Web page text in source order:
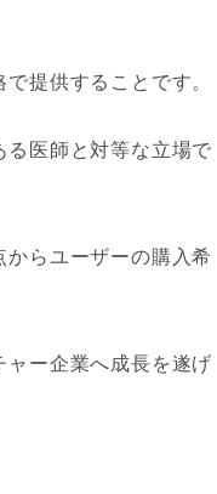
提供することです。
る医師と対等な立場で
らユーザーの購入希
ー企業へ成長を遂げ